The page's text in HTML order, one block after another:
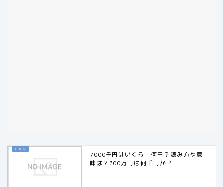
7000千円はいくら・何円？読み方や意
味は？700万円は何千円か？